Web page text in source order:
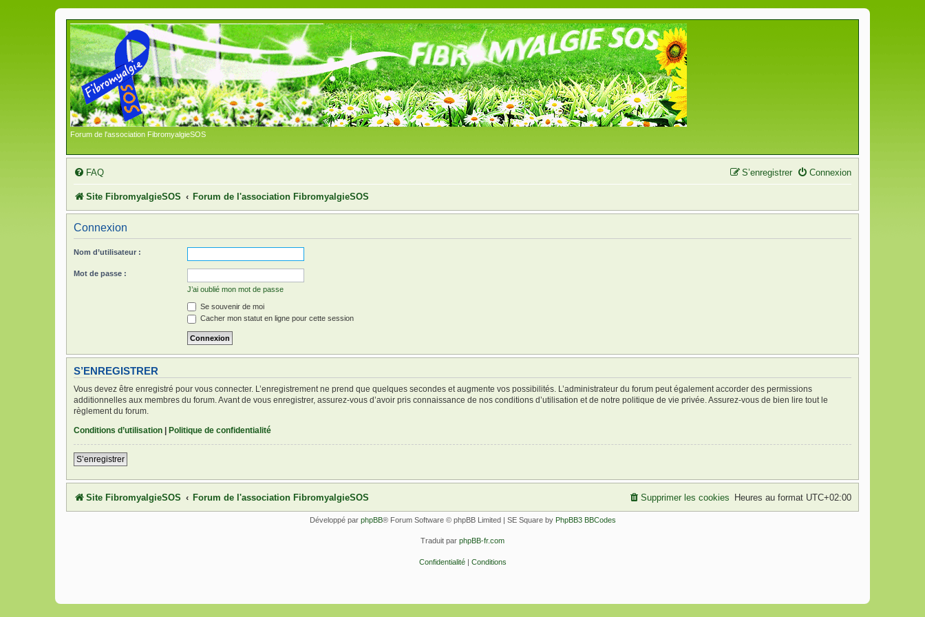
Forum de l'association FibromyalgieSOS
FAQ Connexion
S’enregistrer
Site FibromyalgieSOS Forum de l'association FibromyalgieSOS
Connexion
Nom d’utilisateur :
Mot de passe :
J’ai oublié mon mot de passe
Se souvenir de moi
Cacher mon statut en ligne pour cette session
S’ENREGISTRER
Vous devez être enregistré pour vous connecter. L’enregistrement ne prend que quelques secondes et augmente vos possibilités. L’administrateur du forum peut également accorder des permissions
additionnelles aux membres du forum. Avant de vous enregistrer, assurez-vous d’avoir pris connaissance de nos conditions d’utilisation et de notre politique de vie privée. Assurez-vous de bien lire tout le
règlement du forum.
Conditions d’utilisation | Politique de confidentialité
S’enregistrer
Site FibromyalgieSOS Forum de l'association FibromyalgieSOS Heures au format UTC+02:00
Supprimer les cookies
Développé par phpBB® Forum Software © phpBB Limited | SE Square by PhpBB3 BBCodes
Traduit par phpBB-fr.com
Confidentialité| Conditions